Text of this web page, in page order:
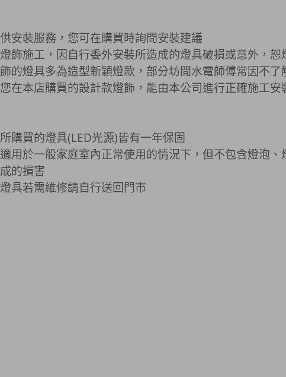
安裝服務，您可在購買時詢問安裝建議
飾施工，因自行委外安裝所造成的燈具破損或意外，
的燈具多為造型新穎燈款，部分坊間水電師傅常因不
在本店購買的設計款燈飾，能由本公司進行正確施工安
購買的燈具(LED光源)皆有一年保固
用於一般家庭室內正常使用的情況下，但不包含燈泡
的損害
具若需維修請自行送回門市